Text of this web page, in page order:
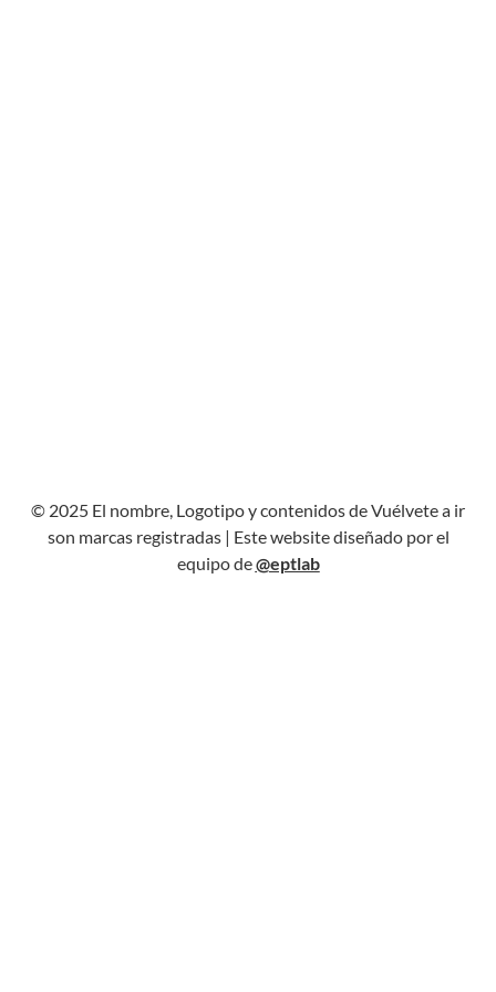
© 2025 El nombre, Logotipo y contenidos de Vuélvete a ir
son marcas registradas | Este website diseñado por el
equipo de@eptlab